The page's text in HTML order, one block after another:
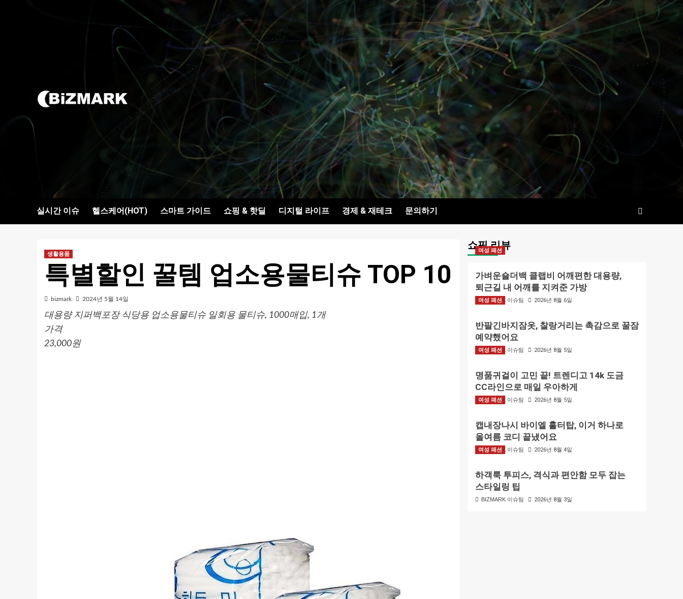
실시간 이슈 헬스케어(HOT) 스마트 가이드 쇼핑 & 핫딜 디지털 라이프 경제 & 재테크 문의하기
생활용품
특별할인 꿀템 업소용물티슈 TOP 10
bizmark 2024년 5월 14일
대용량 지퍼백포장 식당용 업소용물티슈 일회용 물티슈, 1000매입, 1개
가격
23,000원
쇼핑 리뷰
여성 패션
가벼운숄더백 클랩비 어깨편한 대용량,
퇴근길 내 어깨를 지켜준 가방
BIZMARK 이슈팀 2026년 8월 6일
여성 패션
반팔긴바지잠옷, 찰랑거리는 촉감으로 꿀잠
예약했어요
BIZMARK 이슈팀 2026년 8월 5일
여성 패션
명품귀걸이 고민 끝! 트렌디고 14k 도금
CC라인으로 매일 우아하게
BIZMARK 이슈팀 2026년 8월 5일
여성 패션
캡내장나시 바이엘 홀터탑, 이거 하나로
올여름 코디 끝냈어요
BIZMARK 이슈팀 2026년 8월 4일
여성 패션
하객룩 투피스, 격식과 편안함 모두 잡는
스타일링 팁
BIZMARK 이슈팀 2026년 8월 3일